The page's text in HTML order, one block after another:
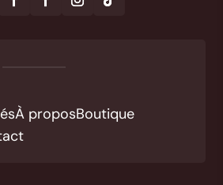
À proposBoutique